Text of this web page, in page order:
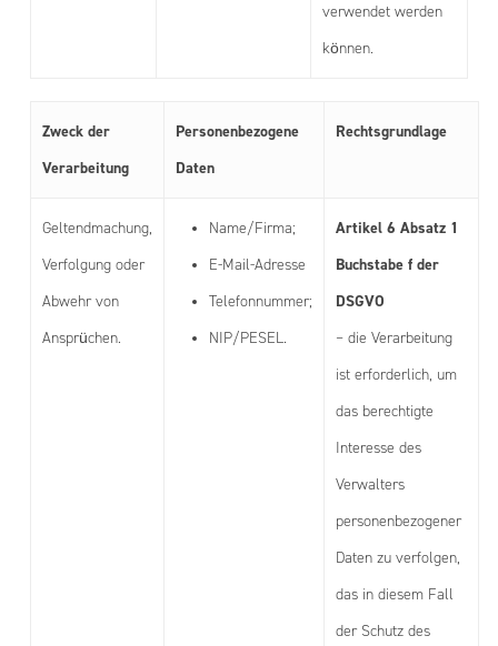
verwendet werden
können.
Zweck der
Verarbeitung
Personenbezogene
Daten
Rechtsgrundlage
Geltendmachung,
Verfolgung oder
Abwehr von
Ansprüchen.
Name/Firma;
E-Mail-Adresse
Telefonnummer;
NIP/PESEL.
Artikel 6 Absatz 1
Buchstabe f der
DSGVO
– die Verarbeitung
ist erforderlich, um
das berechtigte
Interesse des
Verwalters
personenbezogener
Daten zu verfolgen,
das in diesem Fall
der Schutz des